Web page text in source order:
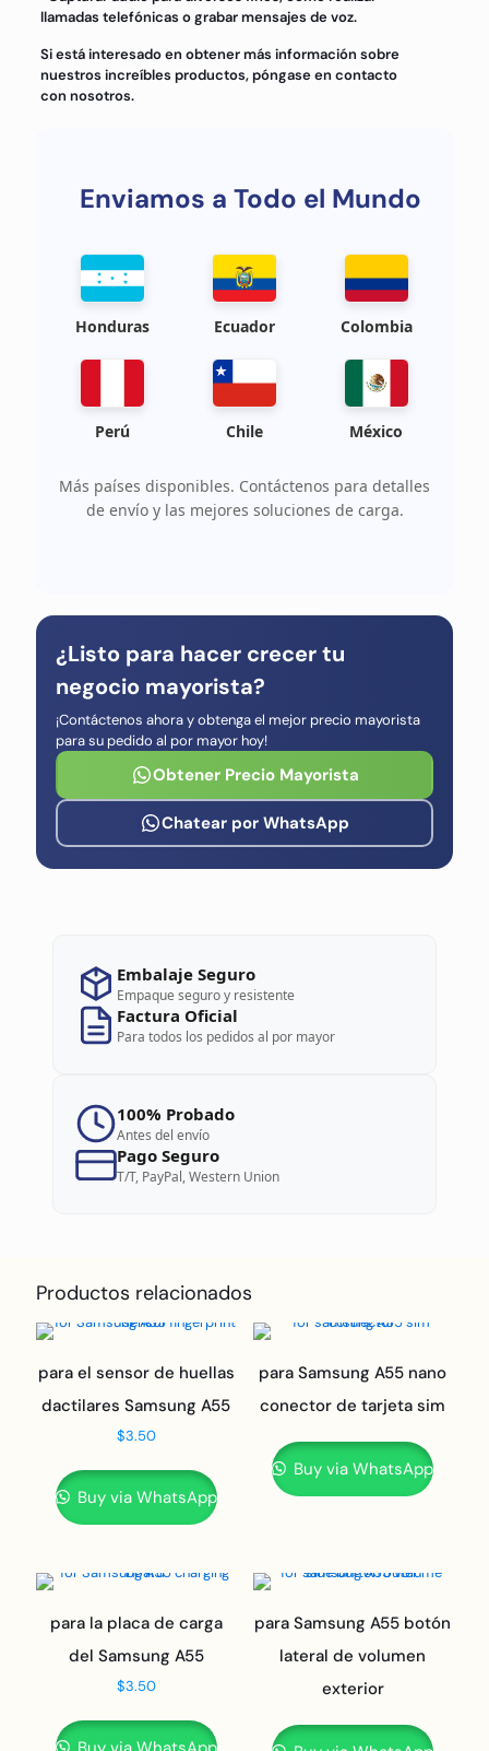
llamadas telefónicas o grabar mensajes de voz.
Si está interesado en obtener más información sobre
nuestros increíbles productos, póngase en contacto
con nosotros.
Enviamos a Todo el Mundo
Honduras Ecuador Colombia
Perú Chile México
Más países disponibles. Contáctenos para detalles
de envío y las mejores soluciones de carga.
¿Listo para hacer crecer tu
negocio mayorista?
¡Contáctenos ahora y obtenga el mejor precio mayorista
para su pedido al por mayor hoy!
Obtener Precio Mayorista
Chatear por WhatsApp
Embalaje Seguro
Empaque seguro y resistente
Factura Oficial
Para todos los pedidos al por mayor
100% Probado
Antes del envío
Pago Seguro
T/T, PayPal, Western Union
Productos relacionados
para el sensor de huellas
dactilares Samsung A55
$3.50
Buy via WhatsApp
para Samsung A55 nano
conector de tarjeta sim
Buy via WhatsApp
para la placa de carga
del Samsung A55
$3.50
para Samsung A55 botón
lateral de volumen
exterior